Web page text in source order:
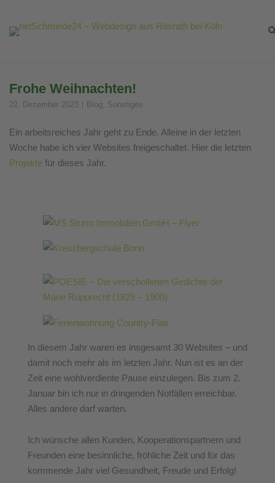
content
Frohe Weihnachten!
22. Dezember 2023 Blog, Sonstiges
Ein arbeitsreiches Jahr geht zu Ende. Alleine in der letzten
Woche habe ich vier Websites freigeschaltet. Hier die letzten
Projekte für dieses Jahr.
In diesem Jahr waren es insgesamt 30 Websites – und
damit noch mehr als im letzten Jahr. Nun ist es an der
Zeit eine wohlverdiente Pause einzulegen. Bis zum 2.
Januar bin ich nur in dringenden Notfällen erreichbar.
Alles andere darf warten.
Ich wünsche allen Kunden, Kooperationspartnern und
Freunden eine besinnliche, fröhliche Zeit und für das
kommende Jahr viel Gesundheit, Freude und Erfolg!